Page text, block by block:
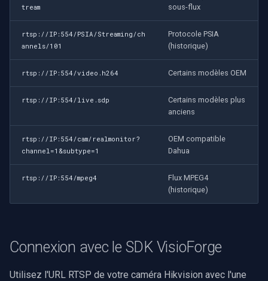
tream
sous-flux
rtsp://IP:554/PSIA/Streaming/ch
annels/101
Protocole PSIA
(historique)
rtsp://IP:554/video.h264 Certains modèles OEM
rtsp://IP:554/live.sdp
Certains modèles plus
anciens
rtsp://IP:554/cam/realmonitor?
channel=1&subtype=1
OEM compatible
Dahua
rtsp://IP:554/mpeg4
Flux MPEG4
(historique)
Connexion avec le SDK VisioForge
Utilisez l'URL RTSP de votre caméra Hikvision avec l'une